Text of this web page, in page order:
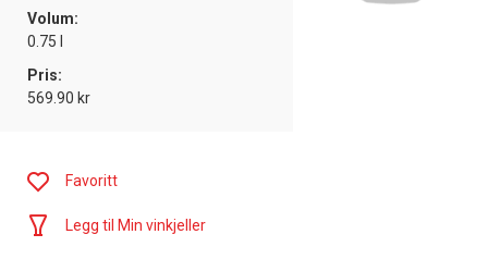
Volum:
0.75 l
Pris:
569.90 kr
Favoritt
Legg til Min vinkjeller